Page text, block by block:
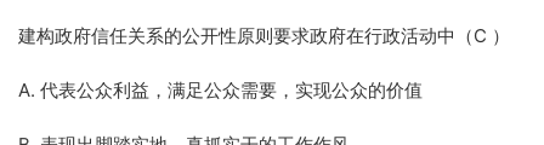
建构政府信任关系的公开性原则要求政府在行政活动中（C ）
A. 代表公众利益，满足公众需要，实现公众的价值